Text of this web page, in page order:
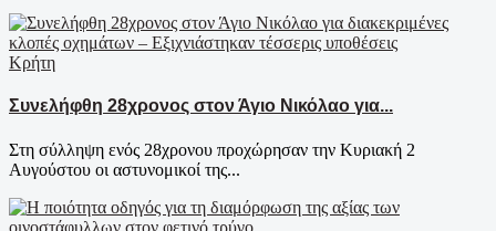
Κρήτη
Συνελήφθη 28χρονος στον Άγιο Νικόλαο για...
Στη σύλληψη ενός 28χρονου προχώρησαν την Κυριακή 2
Αυγούστου οι αστυνομικοί της...